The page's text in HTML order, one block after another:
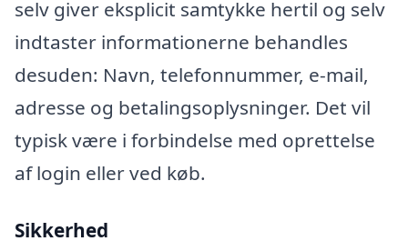
selv giver eksplicit samtykke hertil og selv
indtaster informationerne behandles
desuden: Navn, telefonnummer, e-mail,
adresse og betalingsoplysninger. Det vil
typisk være i forbindelse med oprettelse
af login eller ved køb.
Sikkerhed